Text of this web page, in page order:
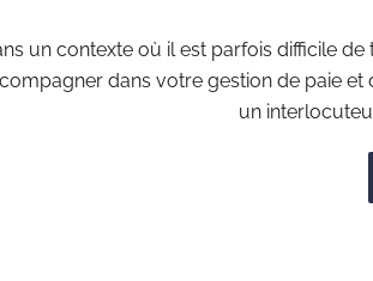
un contexte où il est parfois difficile
dans votre gestion de paie
un